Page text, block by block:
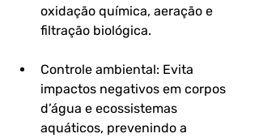
oxidação química, aeração e
filtração biológica.
Controle ambiental: Evita
impactos negativos em corpos
d’água e ecossistemas
aquáticos, prevenindo a